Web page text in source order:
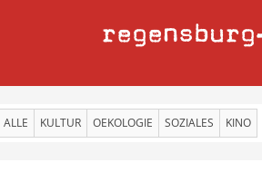
regensburg
ALLE KULTUR OEKOLOGIE SOZIALES KINO